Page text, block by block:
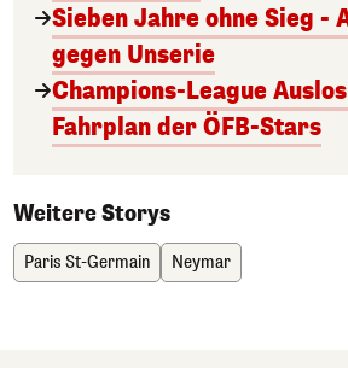
Sieben Jahre ohne Sieg -
gegen Unserie
Champions-League
Fahrplan der ÖFB-Stars
Weitere Storys
Paris St-Germain Neymar